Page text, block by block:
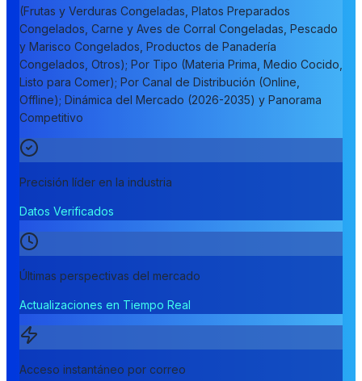
(Frutas y Verduras Congeladas, Platos Preparados
Congelados, Carne y Aves de Corral Congeladas, Pescado
y Marisco Congelados, Productos de Panadería
Congelados, Otros); Por Tipo (Materia Prima, Medio Cocido,
Listo para Comer); Por Canal de Distribución (Online,
Offline); Dinámica del Mercado (2026-2035) y Panorama
Competitivo
Precisión líder en la industria
Datos Verificados
Últimas perspectivas del mercado
Actualizaciones en Tiempo Real
Acceso instantáneo por correo